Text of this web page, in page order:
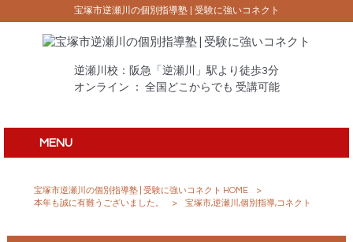
宝塚市逆瀬川の個別指導塾 | 受験に強いコネクト
逆瀬川校：阪急「逆瀬川」駅より徒歩3分
オンライン ： 全国どこからでも 受講可能
MENU
宝塚市逆瀬川の個別指導塾 | 受験に強いコネクト HOME
>
本年も誠に有難うございました。
> 宝塚市,逆瀬川,個別指導,コネクト